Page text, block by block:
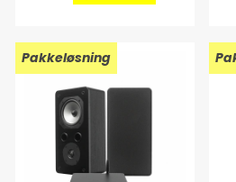
Pakkeløsning